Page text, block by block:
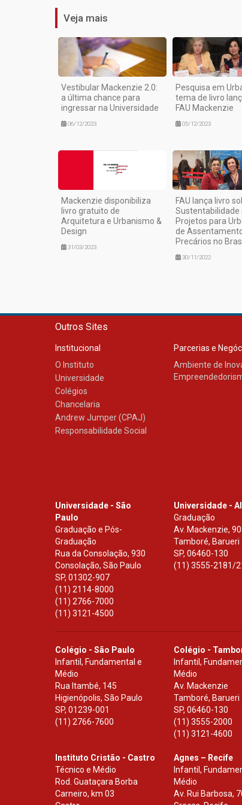
Veja mais
Vestibular Mackenzie 2.0:
a última chance para
ingressar na Universidade
06/12/2023
Pesquisa em
tema de livro
FAU Mackenzie
05/12/2023
Mackenzie disponibiliza
livro gratuito de
Arquitetura e Urbanismo &
Design
31/03/2023
FAU lança livro
Sustentabilidade
Projetos para
de
Precários no
30/11/2022
Outros Sites
Institucional
O Instituto
Universidade
Colégios
Chancelaria
Andrew Jumper (CPAJ)
Responsabilidade Social
Parcerias e
Ambiente de
Universidade - São
Paulo
Graduação e Pós-
Graduação
Rua da Consolação, 930
Consolação, São Paulo
SP, 01302-907
(11) 2114-8000
(11) 2766-7000
(11) 3121-4500
Universidade -
Graduação
Av. Mackenzie,
Tamboré, Barueri
SP,06460-130
(11) 3555-2181/
Colégio - São Paulo
Infantil, Fundamental e
Médio
Rua Itambé, 145
Higienópolis, São Paulo
SP, 01239-001
(11) 2766-7600
Colégio -
Infantil,
Médio
Av. Mackenzie
Tamboré, Barueri
SP,06460-130
(11) 3555-2000
(11) 3121-4600
Instituto Cristão - Castro
Técnico e Médio
Rod. Guataçara Borba
Carneiro, km 03
Agnes – Recife
Infantil,
Médio
Av. Rui Barbosa,